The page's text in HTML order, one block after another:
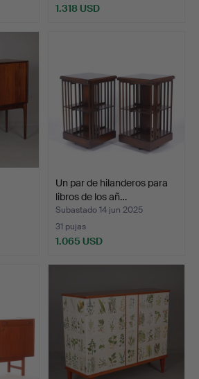
1.318 USD
Un par de hilanderos para
libros de los añ…
Subastado 14 jun 2025
31 pujas
1.065 USD